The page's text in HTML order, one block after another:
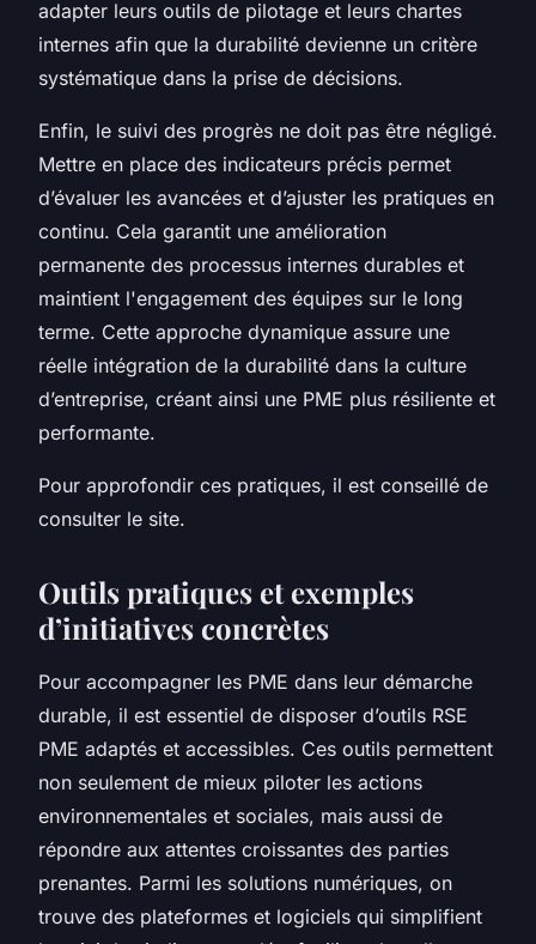
adapter leurs outils de pilotage et leurs chartes
internes afin que la durabilité devienne un critère
systématique dans la prise de décisions.
Enfin, le suivi des progrès ne doit pas être négligé.
Mettre en place des indicateurs précis permet
d’évaluer les avancées et d’ajuster les pratiques en
continu. Cela garantit une amélioration
permanente des processus internes durables et
maintient l'engagement des équipes sur le long
terme. Cette approche dynamique assure une
réelle intégration de la durabilité dans la culture
d’entreprise, créant ainsi une PME plus résiliente et
performante.
Pour approfondir ces pratiques, il est conseillé de
consulter le site.
Outils pratiques et exemples
d’initiatives concrètes
Pour accompagner les PME dans leur démarche
durable, il est essentiel de disposer d’outils RSE
PME adaptés et accessibles. Ces outils permettent
non seulement de mieux piloter les actions
environnementales et sociales, mais aussi de
répondre aux attentes croissantes des parties
prenantes. Parmi les solutions numériques, on
trouve des plateformes et logiciels qui simplifient